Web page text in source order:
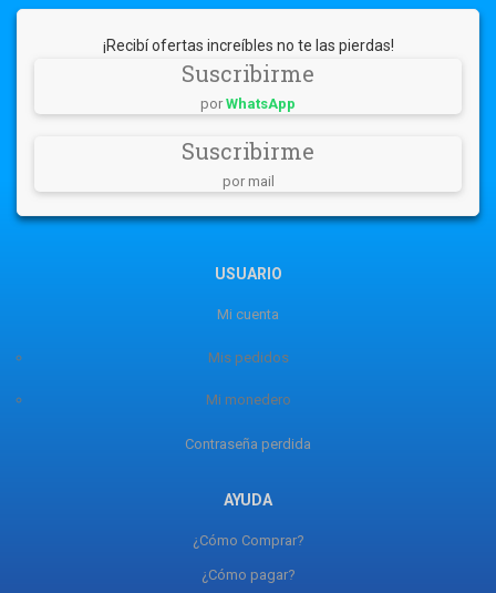
¡Recibí ofertas increíbles no te las pierdas!
Suscribirme
por WhatsApp
Suscribirme
por mail
USUARIO
Mi cuenta
Mis pedidos
Mi monedero
Contraseña perdida
AYUDA
¿Cómo Comprar?
¿Cómo pagar?